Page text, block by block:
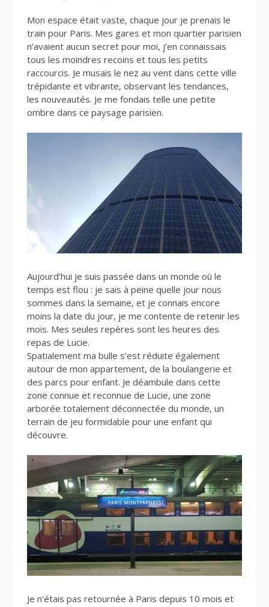
Mon espace était vaste, chaque jour je prenais le
train pour Paris. Mes gares et mon quartier parisien
n’avaient aucun secret pour moi, j’en connaissais
tous les moindres recoins et tous les petits
raccourcis. Je musais le nez au vent dans cette ville
trépidante et vibrante, observant les tendances,
les nouveautés. Je me fondais telle une petite
ombre dans ce paysage parisien.
Aujourd’hui je suis passée dans un monde où le
temps est flou : je sais à peine quelle jour nous
sommes dans la semaine, et je connais encore
moins la date du jour, je me contente de retenir les
mois. Mes seules repères sont les heures des
repas de Lucie.
Spatialement ma bulle s’est réduite également
autour de mon appartement, de la boulangerie et
des parcs pour enfant. Je déambule dans cette
zone connue et reconnue de Lucie, une zone
arborée totalement déconnectée du monde, un
terrain de jeu formidable pour une enfant qui
découvre.
Je n’étais pas retournée à Paris depuis 10 mois et